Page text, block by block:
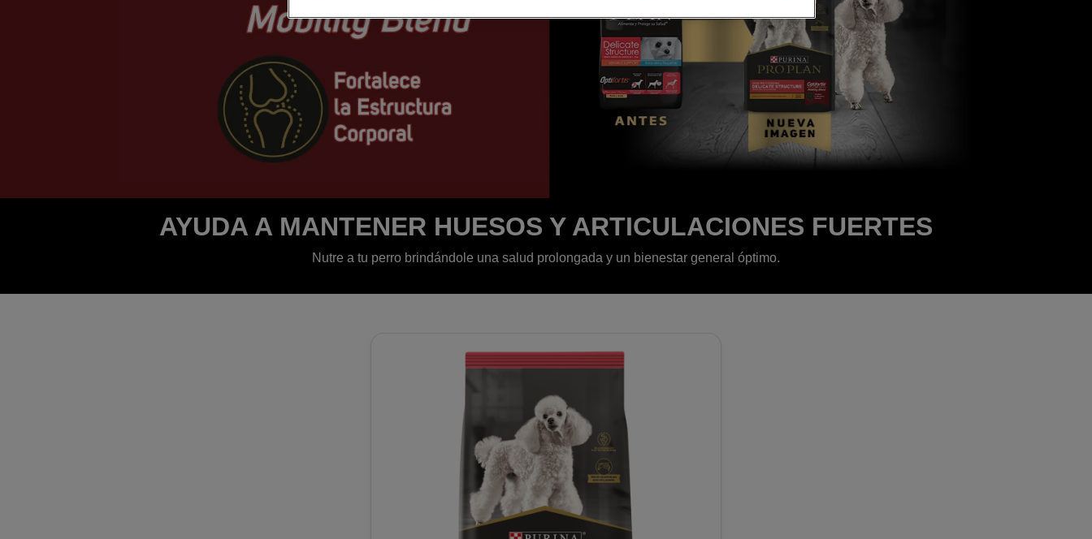
AYUDA A MANTENER HUESOS Y ARTICULACIONES FUERTES
Nutre a tu perro brindándole una salud prolongada y un bienestar general óptimo.